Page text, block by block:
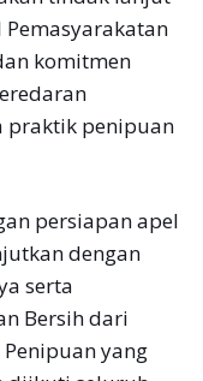
komitmen
praktik penipuan
persiapan apel
dengan
serta
Bersih dari
yang